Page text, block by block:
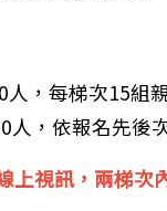
，每梯次15組
，依報名先後
上視訊，兩梯次